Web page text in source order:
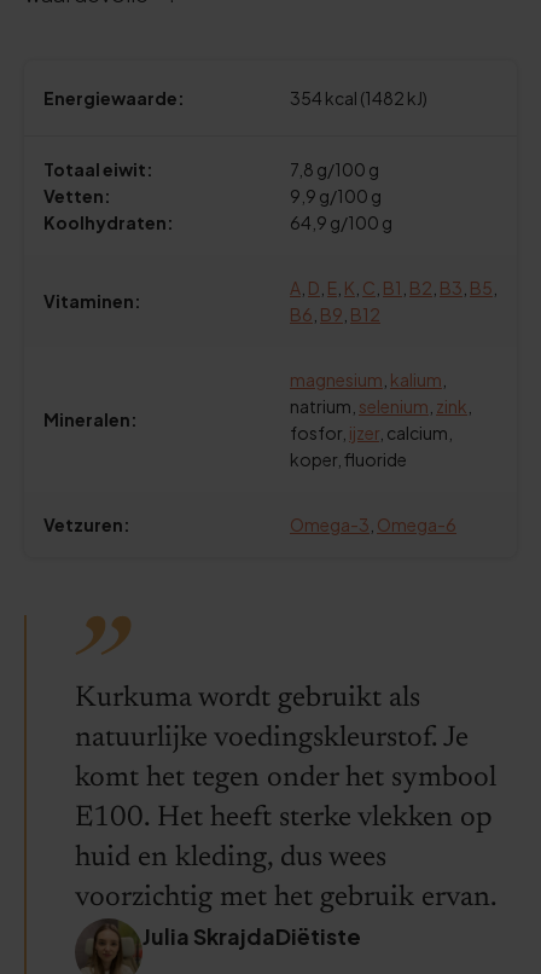
Energiewaarde: 354 kcal (1482 kJ)
Totaal eiwit:
Vetten:
Koolhydraten:
7,8 g/100 g
9,9 g/100 g
64,9 g/100 g
Vitaminen:
A D E K C B1 B2 B3 B5
B6 B9 B12
Mineralen:
magnesium kalium
natrium, selenium zink
fosfor, ijzer , calcium,
koper, fluoride
Vetzuren: Omega-3 Omega-6
Kurkuma wordt gebruikt als
natuurlijke voedingskleurstof. Je
komt het tegen onder het symbool
E100. Het heeft sterke vlekken op
huid en kleding, dus wees
voorzichtig met het gebruik ervan.
Julia SkrajdaDiëtiste